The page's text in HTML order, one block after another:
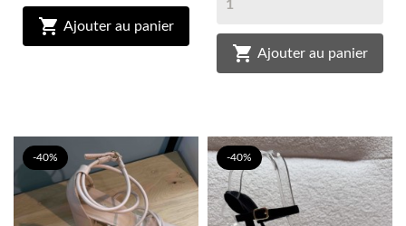
 Ajouter au panier
 Ajouter au panier
-40% -40%